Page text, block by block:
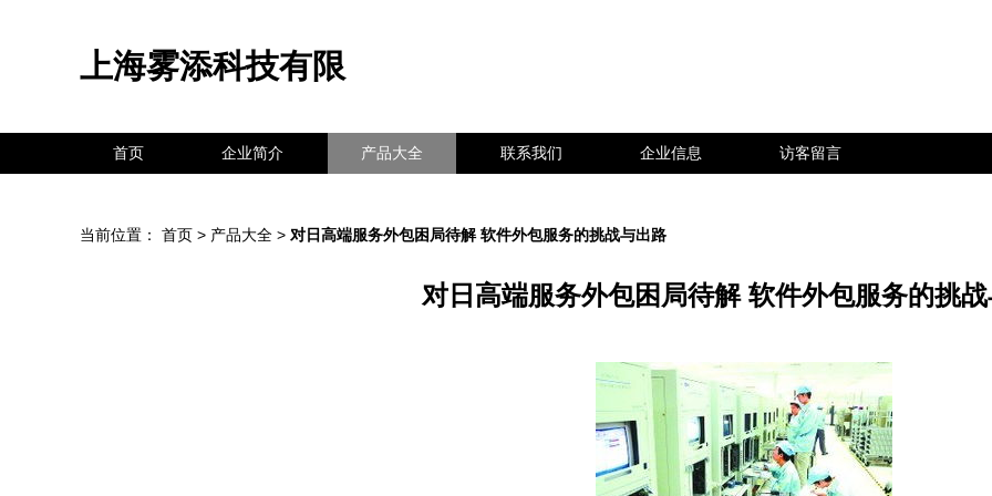
上海雾添科技有限
首页 企业简介 产品大全 联系我们 企业信息 访客留言
当前位置： 首页 > 产品大全 > 对日高端服务外包困局待解 软件外包服务的挑战与出路
对日高端服务外包困局待解 软件外包服务的挑